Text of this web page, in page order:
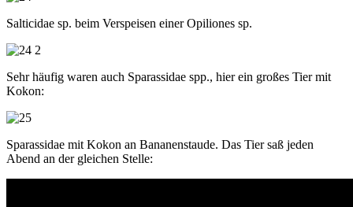
Salticidae sp. beim Verspeisen einer Opiliones sp.
Sehr häufig waren auch Sparassidae spp., hier ein großes Tier mit
Kokon:
Sparassidae mit Kokon an Bananenstaude. Das Tier saß jeden
Abend an der gleichen Stelle: